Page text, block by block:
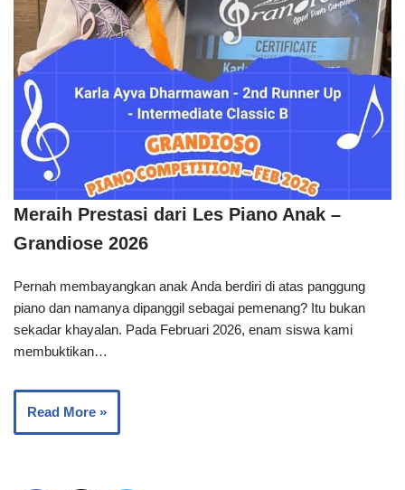
Meraih Prestasi dari Les Piano Anak –
Grandiose 2026
Pernah membayangkan anak Anda berdiri di atas panggung
piano dan namanya dipanggil sebagai pemenang? Itu bukan
sekadar khayalan. Pada Februari 2026, enam siswa kami
membuktikan…
Read More »